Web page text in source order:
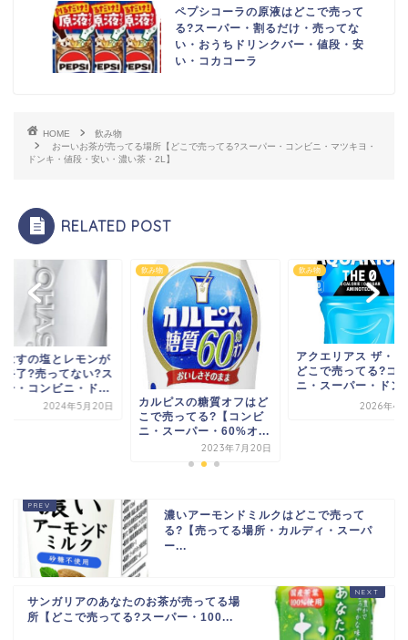
ペプシコーラの原液はどこで売って
る?スーパー・割るだけ・売ってな
い・おうちドリンクバー・値段・安
い・コカコーラ
HOME
飲み物
おーいお茶が売ってる場所【どこで売ってる?スーパー・コンビニ・マツキヨ・
ドンキ・値段・安い・濃い茶・2L】
RELATED POST
はすの塩とレモンが
終了?売ってない?ス
ー・コンビニ・ド...
2024年5月20日
飲み物
カルピスの糖質オフはど
こで売ってる?【コンビ
ニ・スーパー・60%オ...
2023年7月20日
飲み物
アクエリアス ザ・
どこで売ってる?コ
ニ・スーパー・ドン
2026年4
濃いアーモンドミルクはどこで売って
る?【売ってる場所・カルディ・スーパ
ー...
サンガリアのあなたのお茶が売ってる場
所【どこで売ってる?スーパー・100...